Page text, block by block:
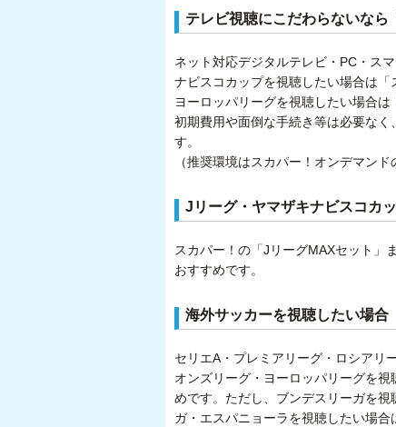
テレビ視聴にこだわらないな
ネット対応デジタルテレビ・PC・ス
ナビスコカップを視聴したい場合は「
ヨーロッパリーグを視聴したい場合は
初期費用や面倒な手続き等は必要な
す。
（推奨環境はスカパー！オンデマンド
Jリーグ・ヤマザキナビスコカ
スカパー！の「JリーグMAXセット」
おすすめです。
海外サッカーを視聴したい場合
セリエA・プレミアリーグ・ロシアリ
オンズリーグ・ヨーロッパリーグを
めです。ただし、ブンデスリーガを
ガ・エスパニョーラを視聴したい場合